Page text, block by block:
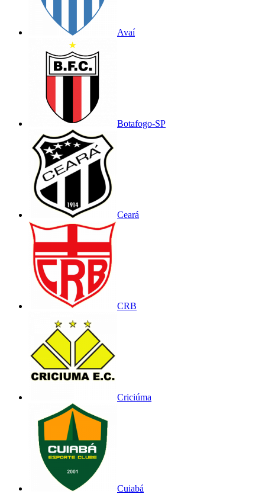
Avaí
Botafogo-SP
Ceará
CRB
Criciúma
Cuiabá